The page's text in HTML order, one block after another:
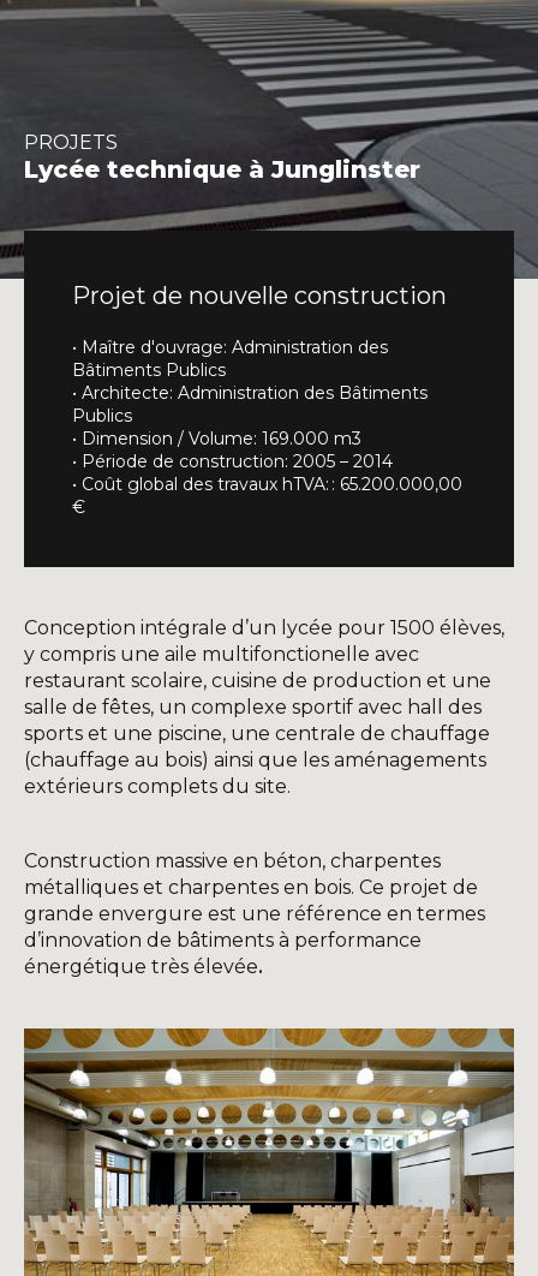
INFO@DAEDALUS.LU +352 26 87 03 55
PROJETS
Lycée technique à Junglinster
Projet de nouvelle construction
• Maître d'ouvrage: Administration des
Bâtiments Publics
• Architecte: Administration des Bâtiments
Publics
• Dimension / Volume: 169.000 m3
• Période de construction: 2005 – 2014
• Coût global des travaux hTVA: : 65.200.000,00
€
Conception intégrale d’un lycée pour 1500 élèves,
y compris une aile multifonctionelle avec
restaurant scolaire, cuisine de production et une
salle de fêtes, un complexe sportif avec hall des
sports et une piscine, une centrale de chauffage
(chauffage au bois) ainsi que les aménagements
extérieurs complets du site.
Construction massive en béton, charpentes
métalliques et charpentes en bois. Ce projet de
grande envergure est une référence en termes
d’innovation de bâtiments à performance
énergétique très élevée.